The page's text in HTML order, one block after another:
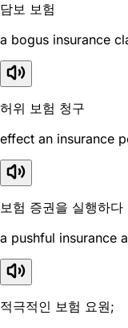
담보 보험
a bogus insurance
허위 보험 청구
effect an insurance
보험 증권을 실행하다
a pushful insurance
적극적인 보험 요원;